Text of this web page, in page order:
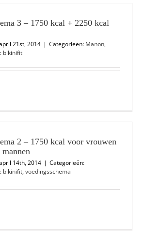
3 – 1750 kcal + 2250 kcal
21st, 2014 | Categorieën: Manon,
bikinifit
2 – 1750 kcal voor vrouwen
14th, 2014 | Categorieën:
bikinifit,voedingsschema